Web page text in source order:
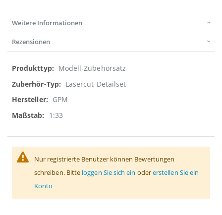
Weitere Informationen
Rezensionen
Weitere
Informationen
Modell-Zubehörsatz
Lasercut-Detailset
GPM
1:33
Nur registrierte Benutzer können Bewertungen
schreiben. Bitte loggen Sie sich ein odererstellen Sie ein
Konto